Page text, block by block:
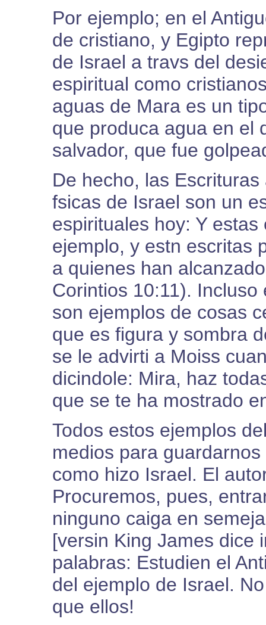
Por ejemplo; en el
de cristiano, y Egipto
de Israel a travs del
espiritual como
aguas de Mara es un
que produca agua en el
salvador, que fue
De hecho, las
fsicas de Israel son un
espirituales hoy: Y
ejemplo, y estn escritas
a quienes han
Corintios 10:11).
son ejemplos de cosas
que es figura y sombra
se le advirti a Moiss
dicindole: Mira, haz
que se te ha mostrado
Todos estos ejemplos
medios para
como hizo Israel. El
Procuremos, pues,
ninguno caiga en
[versin King James dice
palabras: Estudien el
del ejemplo de Israel.
que ellos!